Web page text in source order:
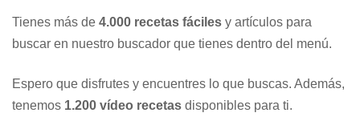
Tienes más de 4.000 recetas fáciles y artículos para
buscar en nuestro buscador que tienes dentro del menú.
Espero que disfrutes y encuentres lo que buscas. Además,
tenemos 1.200 vídeo recetas disponibles para ti.